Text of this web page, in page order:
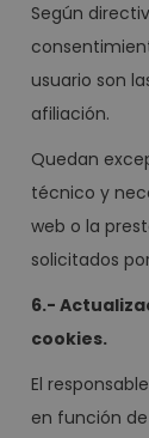
Según
usuario son
afiliación.
Quedan
técnico y
web o la
solicitados
6.-
cookies.
El
en función